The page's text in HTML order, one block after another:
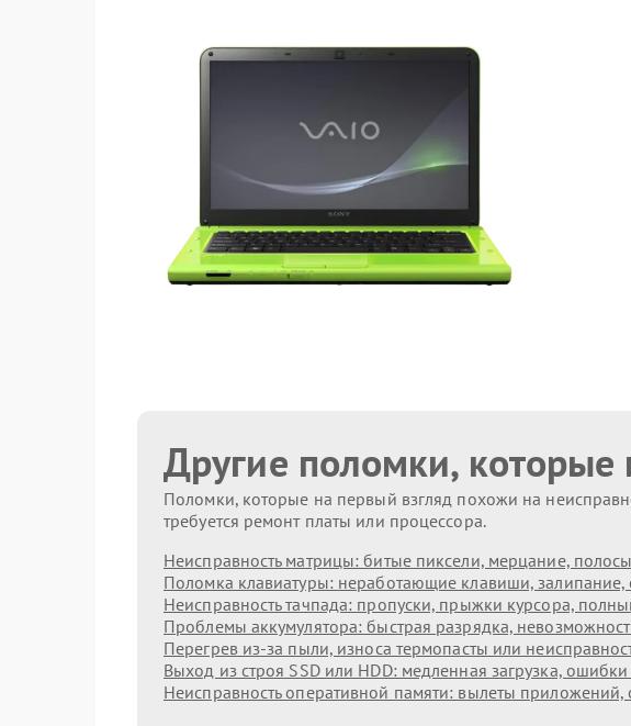
Другие поломки, которые
Поломки, которые на первый взгляд похожи на
требуется ремонт платы или процессора.
Неисправность матрицы: битые пиксели, мерцание,
Поломка клавиатуры: неработающие клавиши, залипание,
Неисправность тачпада: пропуски, прыжки курсора,
Проблемы аккумулятора: быстрая разрядка,
Перегрев из‑за пыли, износа термопасты или
Выход из строя SSD или HDD: медленная загрузка,
Неисправность оперативной памяти: вылеты приложений,